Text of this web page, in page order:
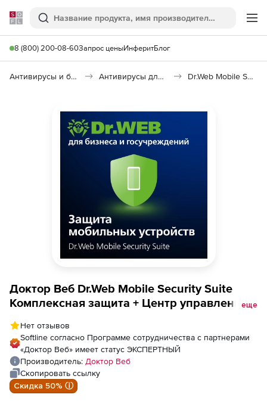
Softline
Поиск
8 (800) 200-08-60Запрос ценыИнферитБлог
Антивирусы и безопасность Антивирусы для организаций Dr.Web Mobile Security Suite
Доктор Веб Dr.Web Mobile Security Suite
Комплексная защита + Центр управленияеще
Нет отзывов
Softline согласно Программе сотрудничества с партнерами
«Доктор Веб» имеет статус ЭКСПЕРТНЫЙ
Производитель: Доктор Веб
Скопировать ссылку
Скидка 50% ⓘ